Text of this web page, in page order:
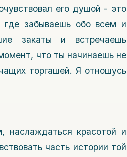
его душой - это
забываешь обо всем и
закаты и встречаешь
что ты начинаешь не
торгашей. Я отношусь
красотой и
часть истории той